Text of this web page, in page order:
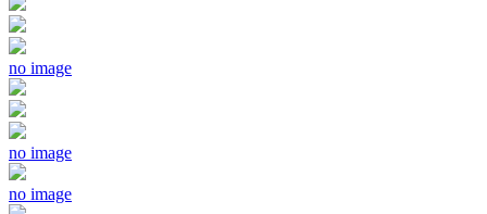
no image
no image
no image